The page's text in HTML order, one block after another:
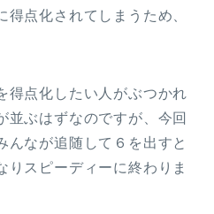
点化されてしまうため、
得点化したい人がぶつかれ
並ぶはずなのですが、今回
んなが追随して６を出すと
りスピーディーに終わりま